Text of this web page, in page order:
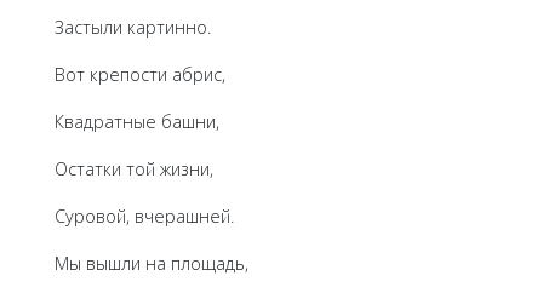
Застыли картинно.
Вот крепости абрис,
Квадратные башни,
Остатки той жизни,
Суровой, вчерашней.
Мы вышли на площадь,